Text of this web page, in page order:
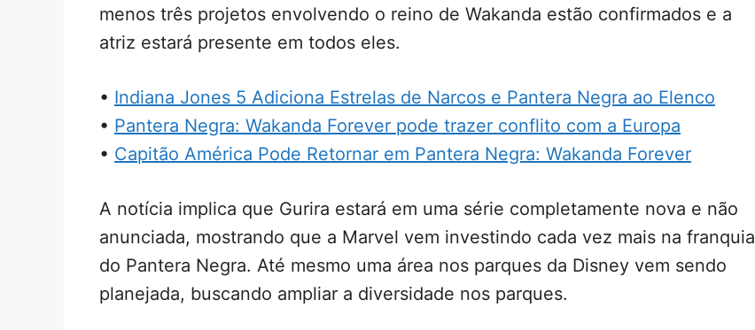
menos três projetos envolvendo o reino de Wakanda estão confirmados e a
atriz estará presente em todos eles.
• Indiana Jones 5 Adiciona Estrelas de Narcos e Pantera Negra ao Elenco
• Pantera Negra: Wakanda Forever pode trazer conflito com a Europa
• Capitão América Pode Retornar em Pantera Negra: Wakanda Forever
A notícia implica que Gurira estará em uma série completamente nova e não
anunciada, mostrando que a Marvel vem investindo cada vez mais na franquia
do Pantera Negra. Até mesmo uma área nos parques da Disney vem sendo
planejada, buscando ampliar a diversidade nos parques.